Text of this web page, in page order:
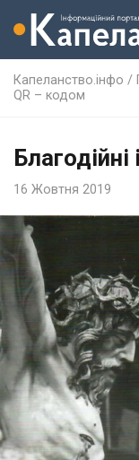
Капеланство.інфо /
QR – кодом
16 Жовтня 2019